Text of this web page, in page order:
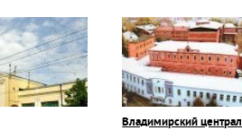
Владимирский централ